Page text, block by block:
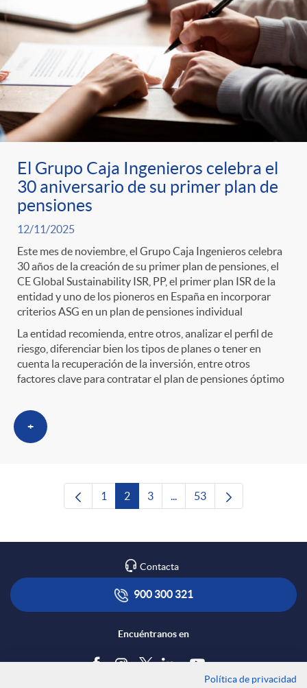
El Grupo Caja Ingenieros celebra el
30 aniversario de su primer plan de
pensiones
12/11/2025
Este mes de noviembre, el Grupo Caja Ingenieros celebra
30 años de la creación de su primer plan de pensiones, el
CE Global Sustainability ISR, PP, el primer plan ISR de la
entidad y uno de los pioneros en España en incorporar
criterios ASG en un plan de pensiones individual
La entidad recomienda, entre otros, analizar el perfil de
riesgo, diferenciar bien los tipos de planes o tener en
cuenta la recuperación de la inversión, entre otros
factores clave para contratar el plan de pensiones óptimo
+
Página
1 Página
2 Página
3 ...Páginas intermedias Use
Página
53
Contacta
900 300 321
Encuéntranos en
Política de privacidad